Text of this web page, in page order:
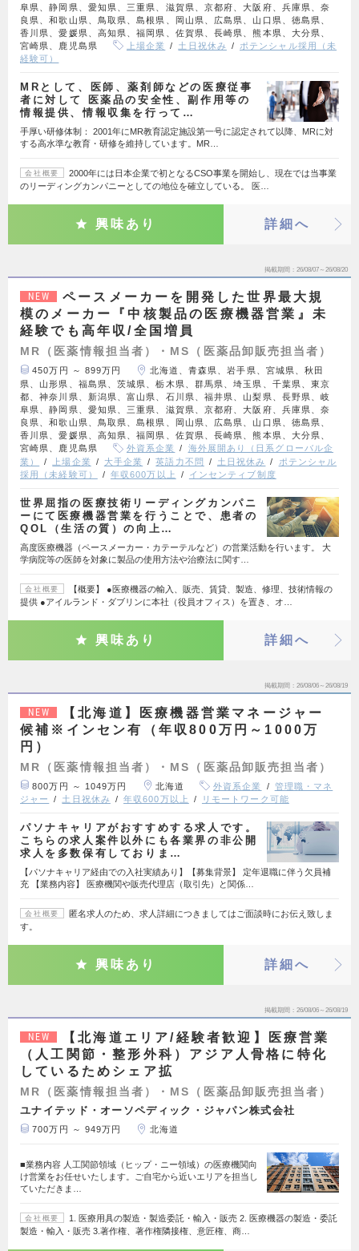
阜県、静岡県、愛知県、三重県、滋賀県、京都府、大阪府、兵庫県、奈
良県、和歌山県、鳥取県、島根県、岡山県、広島県、山口県、徳島県、
香川県、愛媛県、高知県、福岡県、佐賀県、長崎県、熊本県、大分県、
宮崎県、鹿児島県
上場企業 土日祝休み
ポテンシャル採用（未
経験可）
MRとして、医師、薬剤師などの医療従事
者に対して 医薬品の安全性、副作用等の
情報提供、情報収集を行って…
手厚い研修体制： 2001年にMR教育認定施設第一号に認定されて以降、MRに対
する高水準な教育・研修を維持しています。MR…
会社概要
2000年には日本企業で初となるCSO事業を開始し、現在では当事業
のリーディングカンパニーとしての地位を確立している。 医…
興味あり 詳細へ
掲載期間 26/08/07～26/08/20
NEW
ペースメーカーを開発した世界最大規
模のメーカー『中核製品の医療機器営業』未
経験でも高年収/全国増員
MR（医薬情報担当者）・MS（医薬品卸販売担当者）
450万円 ～ 899万円
北海道、青森県、岩手県、宮城県、秋田
県、山形県、福島県、茨城県、栃木県、群馬県、埼玉県、千葉県、東京
都、神奈川県、新潟県、富山県、石川県、福井県、山梨県、長野県、岐
阜県、静岡県、愛知県、三重県、滋賀県、京都府、大阪府、兵庫県、奈
良県、和歌山県、鳥取県、島根県、岡山県、広島県、山口県、徳島県、
香川県、愛媛県、高知県、福岡県、佐賀県、長崎県、熊本県、大分県、
宮崎県、鹿児島県
外資系企業
海外展開あり（日系グローバル企
業）
上場企業 大手企業 英語力不問 土日祝休み
ポテンシャル
採用（未経験可）
年収600万以上 インセンティブ制度
世界屈指の医療技術リーディングカンパニ
ーにて医療機器営業を行うことで、患者の
QOL（生活の質）の向上…
高度医療機器（ペースメーカー・カテーテルなど）の営業活動を行います。 大
学病院等の医師を対象に製品の使用方法や治療法に関す…
会社概要
【概要】 ●医療機器の輸入、販売、賃貸、製造、修理、技術情報の
提供 ●アイルランド・ダブリンに本社（役員オフィス）を置き、オ…
興味あり 詳細へ
掲載期間 26/08/06～26/08/19
NEW
【北海道】医療機器営業マネージャー
候補※インセン有（年収800万円～1000万
円）
MR（医薬情報担当者）・MS（医薬品卸販売担当者）
800万円 ～ 1049万円 北海道 外資系企業
管理職・マネ
ジャー
土日祝休み 年収600万以上 リモートワーク可能
パソナキャリアがおすすめする求人です。
こちらの求人案件以外にも各業界の非公開
求人を多数保有しておりま…
【パソナキャリア経由での入社実績あり】【募集背景】 定年退職に伴う欠員補
充 【業務内容】 医療機関や販売代理店（取引先）と関係…
会社概要
匿名求人のため、求人詳細につきましてはご面談時にお伝え致しま
す。
興味あり 詳細へ
掲載期間 26/08/06～26/08/19
NEW
【北海道エリア/経験者歓迎】医療営業
（人工関節・整形外科）アジア人骨格に特化
しているためシェア拡
MR（医薬情報担当者）・MS（医薬品卸販売担当者）
ユナイテッド・オーソペディック・ジャパン株式会社
700万円 ～ 949万円 北海道
■業務内容 人工関節領域（ヒップ・ニー領域）の医療機関向
け営業をお任せいたします。ご自宅から近いエリアを担当し
ていただきま…
会社概要
1. 医療用具の製造・製造委託・輸入・販売 2. 医療機器の製造・委託
製造・輸入・販売 3.著作権、著作権隣接権、意匠権、商…